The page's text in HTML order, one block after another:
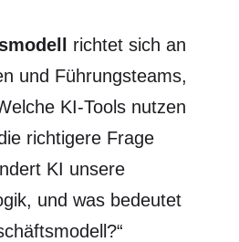
richtet sich an
und Führungsteams,
KI-Tools nutzen
richtigere Frage
KI unsere
und was bedeutet